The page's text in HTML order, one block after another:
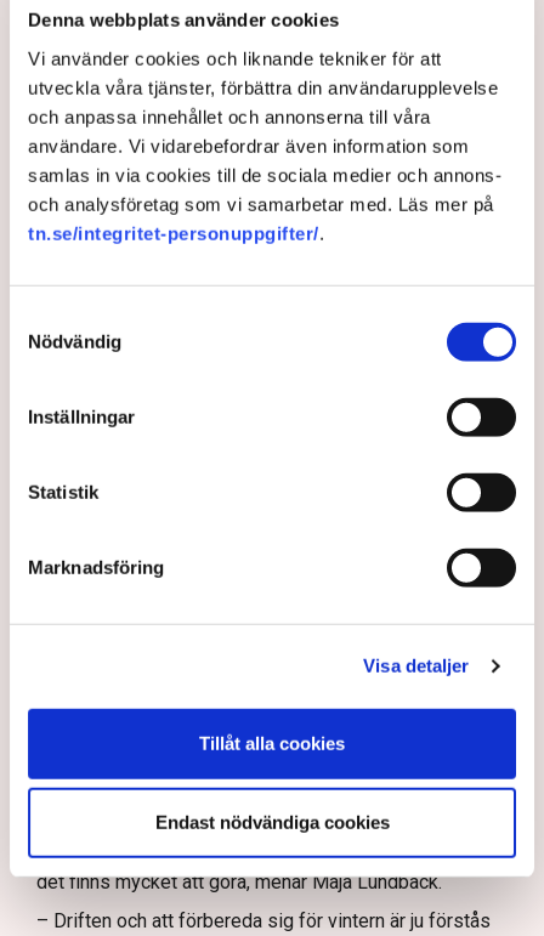
Denna webbplats använder cookies
Vi använder cookies och liknande tekniker för att
utveckla våra tjänster, förbättra din användarupplevelse
och anpassa innehållet och annonserna till våra
användare. Vi vidarebefordrar även information som
samlas in via cookies till de sociala medier och annons-
och analysföretag som vi samarbetar med. Läs mer på
tn.se/integritet-personuppgifter/.
Nödvändig
Inställningar
Statistik
Marknadsföring
Visa detaljer
Tillåt alla cookies
Endast nödvändiga cookies
naiva”
Vad kan Svenska kraftnät göra för att skapa
förutsättningar för näringslivet?
– Det är väldigt viktigt att tydliggöra hur vi kan
expandera och möta industrins behov av el. Jag ser det
som en grundläggande förutsättning för vår
konkurrenskraft och då är det viktigt att säkerställa
energiförsörjning och att vi kommer att stå stadiga
överföringssystemet vilket innebär att de planerar,
det fungerar dygnet runt, årets alla timmar. I elsystemet
behöver nämligen exakt balans mellan produktion och
ju förstås alltid en prioriterad
Svenska kraftnät är också beredskapsmyndighet för
elförsörjningen och förvaltar och utvecklar
transmissionsnätet i Sverige.
Med andra ord ett mycket brett och viktigt ansvar. Och
det finns mycket att göra, menar Maja Lundbäck.
– Driften och att förbereda sig för vintern är ju förstås